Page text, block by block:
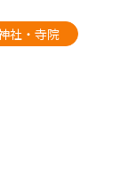
社・寺院